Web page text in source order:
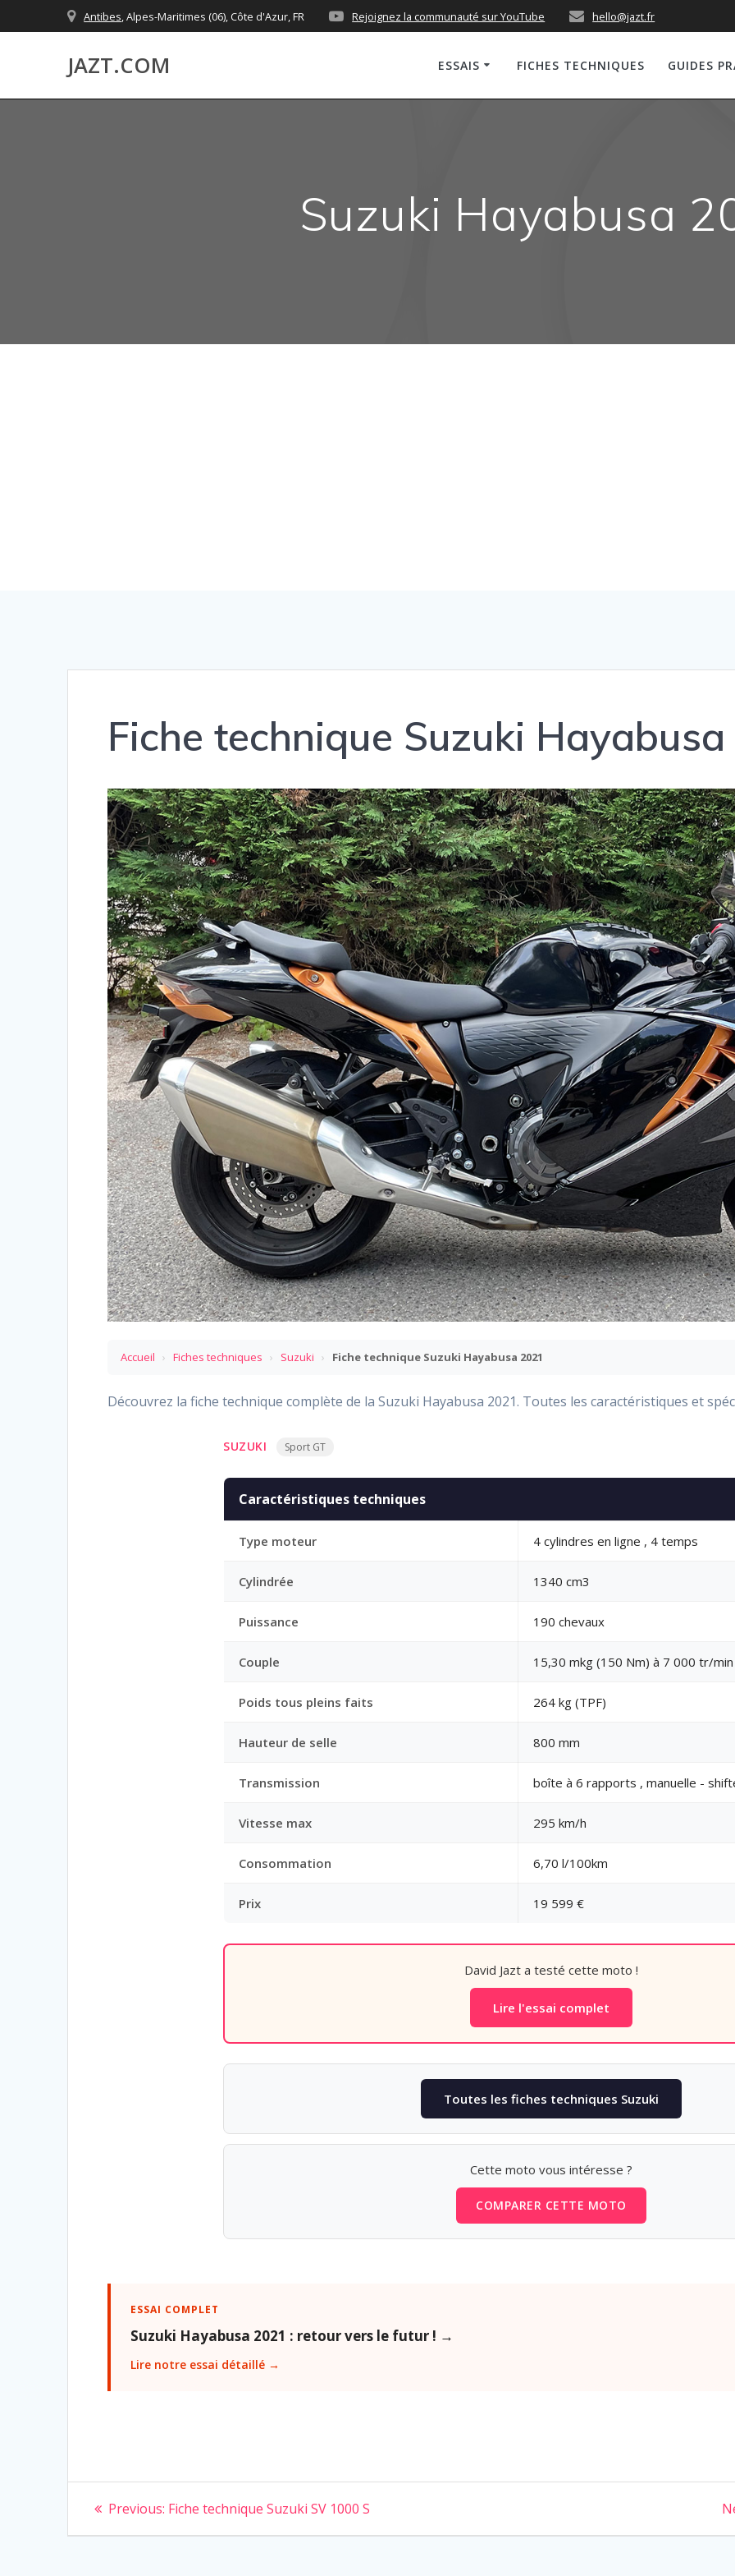
to
Antibes, Alpes-Maritimes (06), Côte d'Azur, FR Rejoignez la communauté sur YouTube hello@jazt.fr
JAZT.COM ESSAIS FICHES TECHNIQUES GUIDES
Suzuki Hayabusa
Fiche technique Suzuki
Accueil › Fiches techniques › Suzuki › Fiche technique Suzuki Hayabusa 2021
Découvrez la fiche technique complète de la Suzuki Hayabusa 2021. Toutes les caractéristiques et
SUZUKI Sport GT
Caractéristiques techniques
Type moteur 4 cylindres en ligne , 4 temps
Cylindrée 1340 cm3
Puissance 190 chevaux
Couple 15,30 mkg (150 Nm) à 7 000 tr/min
Poids tous pleins faits 264 kg (TPF)
Hauteur de selle 800 mm
Transmission boîte à 6 rapports , manuelle -
Vitesse max 295 km/h
Consommation 6,70 l/100km
Prix 19 599 €
David Jazt a testé cette moto !
Lire l'essai complet
Toutes les fiches techniques Suzuki
Cette moto vous intéresse ?
COMPARER CETTE MOTO
ESSAI COMPLET
Suzuki Hayabusa 2021 : retour vers le futur ! →
Lire notre essai détaillé →
Navigation
de
Previous: Previous
Fiche technique Suzuki SV 1000 S